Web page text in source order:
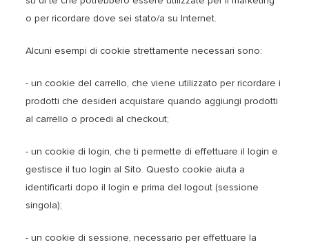
o per ricordare dove sei stato/a su Internet.
Alcuni esempi di cookie strettamente necessari sono:
- un cookie del carrello, che viene utilizzato per ricordare i
prodotti che desideri acquistare quando aggiungi prodotti
al carrello o procedi al checkout;
- un cookie di login, che ti permette di effettuare il login e
gestisce il tuo login al Sito. Questo cookie aiuta a
identificarti dopo il login e prima del logout (sessione
singola);
- un cookie di sessione, necessario per effettuare la